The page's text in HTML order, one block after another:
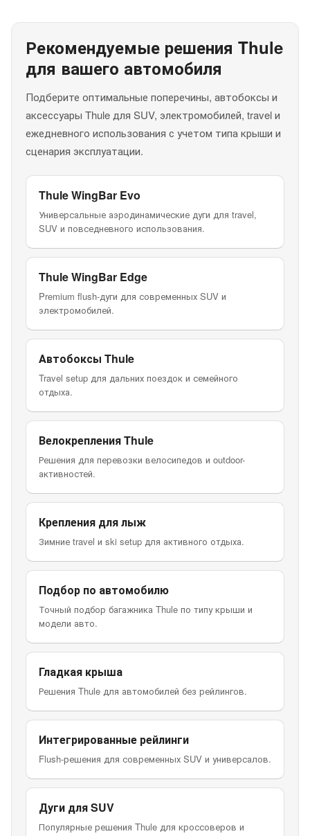
Рекомендуемые решения Thule
для вашего автомобиля
Подберите оптимальные поперечины, автобоксы и
аксессуары Thule для SUV, электромобилей, travel и
ежедневного использования с учетом типа крыши и
сценария эксплуатации.
Thule WingBar Evo
Универсальные аэродинамические дуги для travel,
SUV и повседневного использования.
Thule WingBar Edge
Premium flush-дуги для современных SUV и
электромобилей.
Автобоксы Thule
Travel setup для дальних поездок и семейного
отдыха.
Велокрепления Thule
Решения для перевозки велосипедов и outdoor-
активностей.
Крепления для лыж
Зимние travel и ski setup для активного отдыха.
Подбор по автомобилю
Точный подбор багажника Thule по типу крыши и
модели авто.
Гладкая крыша
Решения Thule для автомобилей без рейлингов.
Интегрированные рейлинги
Flush-решения для современных SUV и универсалов.
Дуги для SUV
Популярные решения Thule для кроссоверов и